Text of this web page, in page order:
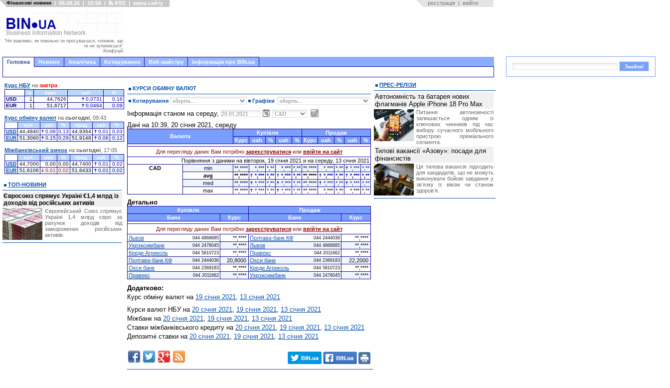
Фінансові новини | 06.08.26 | 18:56 | RSS | мапа сайту реєстрація | ввійти
"Не важливо, як повільно ти просуваєшся, головне, що
ти не зупиняєшся"
Конфуцій
Головна Новини Аналітика Котирування Веб-майстру Інформація про BIN.ua
КУРСИ ОБМІНУ ВАЛЮТ
Котирування Графіки
Інформація станом на середу,
Дані на 10:39, 20 січня 2021, середу
Валюта
Купівля
Продаж
Курс
uah % uah % Курс uah % uah
%
Для перегляду даних Вам потрібно зареєструватисяили ввійти на сайт
Порівняння з даними на вівторок, 19 січня 2021 и на середу, 13 січня 2021
CAD
min **,**** *,*** *,** *,*** *,** **,**** *,*** *,** *,*** *,**
avg
**,**** *,*** *,** *,*** *,** **,**** *,*** *,** *,*** *,**
med
**,**** *,*** *,** *,*** *,** **,**** *,*** *,** *,*** *,**
max
**,**** *,*** *,** *,*** *,** **,**** *,*** *,** *,*** *,**
Детально
Купівля
Продаж
Банк
Курс Банк
Курс
Для перегляду даних Вам потрібно зареєструватисяили ввійти на сайт
Львов
044 4868685 **,**** Полтава-банк КФ 044 2444036
**,****
Укрэксимбанк
044 2478045 **,**** Львов 044 4868685
**,****
Креди Агриколь
044 5810723 **,**** Правекс 044 2011662
**,****
Полтава-банк КФ
044 2444036 20,8000 Окси банк 044 2369183
22,2000
Окси банк
044 2369183 **,**** Креди Агриколь 044 5810723
**,****
Правекс
044 2011662 **,**** Укрэксимбанк 044 2478045 **,****
Додатково:
Курс обміну валют на 19 січня 2021, 13 січня 2021
Курси валют НБУ на 20 січня 2021, 19 січня 2021, 13 січня 2021
Міжбанк на 20 січня 2021, 19 січня 2021, 13 січня 2021
Ставки міжбанківського кредиту на 20 січня 2021, 19 січня 2021, 13 січня 2021
Депозитні ставки на 20 січня 2021, 19 січня 2021, 13 січня 2021
Курс НБУ на завтра
за курс uah
%
USD
1 44,7626 0,0731
0,16
EUR
1 51,6717 0,0464 0,09
Курс обміну валют на сьогодні , 09:43
куп. uah % прод. uah
%
USD 44,4840 0,06 0,13 44,9364 0,01
0,03
EUR 51,3060 0,15 0,29 51,9148 0,06 0,12
Міжбанківський ринок на сьогодні , 17:05
куп. uah % прод. uah
%
USD 44,7000 0,00 0,00 44,7400 0,01
0,02
EUR 51,6106 0,01 0,02 51,6433 0,01 0,02
ТОП-НОВИНИ
Євросоюз спрямує Україні €1,4 млрд із
доходів від російських активів
Європейський Союз спрямує
Україні 1,4 млрд євро за
рахунок доходів від
заморожених російських
активів.
ПРЕС-РЕЛІЗИ
Автономність та батарея нових
флагманів Apple iPhone 18 Pro Max
Питання автономності
залишається одним із
ключових чинників під час
вибору сучасного мобільного
пристрою преміального
сегмента.
Тилові вакансії «Азову»: посади для
фінансистів
Ця тилова вакансія підходить
для кандидатів, що не можуть
виконувати бойові завдання у
звʼязку із віком чи станом
здоровʼя.